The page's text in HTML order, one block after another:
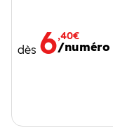
dès 6,40€
/numéro